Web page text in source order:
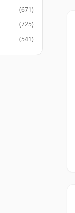
(671)
(725)
(541)